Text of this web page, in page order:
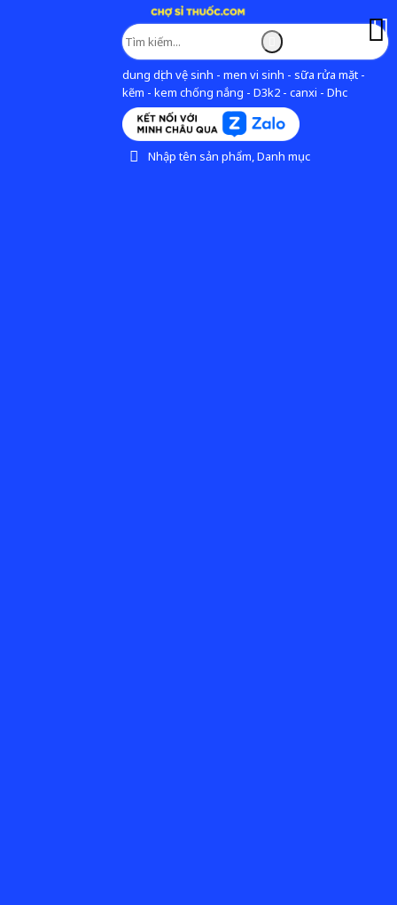
dung dịch vệ sinh - men vi sinh - sữa rửa mặt -
kẽm - kem chống nắng - D3k2 - canxi - Dhc
Nhập tên sản phẩm, Danh mục